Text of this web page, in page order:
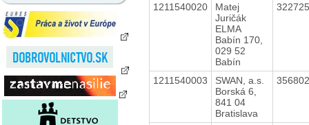
1211540020
Matej
Juričák
ELMA
Babín 170,
029 52
Babín
1211540003
SWAN, a.s.
Borská 6,
841 04
Bratislava